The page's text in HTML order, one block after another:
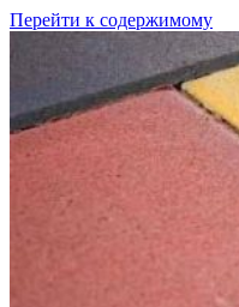
Перейти к содержимому